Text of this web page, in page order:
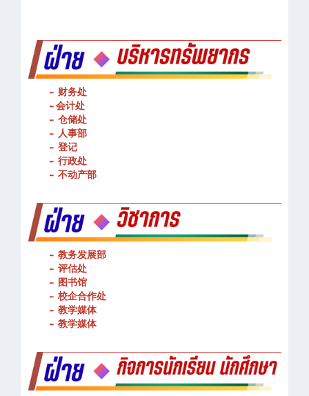
- 财务处
-会计处
- 仓储处
- 人事部
- 登记
- 行政处
- 不动产部
- 教务发展部
- 评估处
- 图书馆
- 校企合作处
- 教学媒体
- 教学媒体